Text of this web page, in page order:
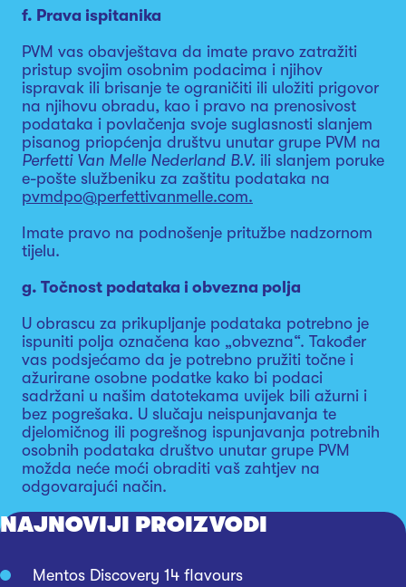
f. Prava ispitanika
PVM vas obavještava da imate pravo zatražiti
pristup svojim osobnim podacima i njihov
ispravak ili brisanje te ograničiti ili uložiti prigovor
na njihovu obradu, kao i pravo na prenosivost
podataka i povlačenja svoje suglasnosti slanjem
pisanog priopćenja društvu unutar grupe PVM na
Perfetti Van Melle Nederland B.V. ili slanjem poruke
e-pošte službeniku za zaštitu podataka na
pvmdpo@perfettivanmelle.com.
Imate pravo na podnošenje pritužbe nadzornom
tijelu.
g. Točnost podataka i obvezna polja
U obrascu za prikupljanje podataka potrebno je
ispuniti polja označena kao „obvezna“. Također
vas podsjećamo da je potrebno pružiti točne i
ažurirane osobne podatke kako bi podaci
sadržani u našim datotekama uvijek bili ažurni i
bez pogrešaka. U slučaju neispunjavanja te
djelomičnog ili pogrešnog ispunjavanja potrebnih
osobnih podataka društvo unutar grupe PVM
možda neće moći obraditi vaš zahtjev na
odgovarajući način.
NAJNOVIJI PROIZVODI
Mentos Discovery 14 flavours